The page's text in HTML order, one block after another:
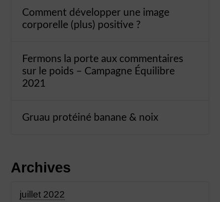
Comment développer une image
corporelle (plus) positive ?
Fermons la porte aux commentaires
sur le poids – Campagne Équilibre
2021
Gruau protéiné banane & noix
Archives
juillet 2022